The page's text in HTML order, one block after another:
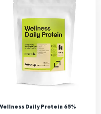
Daily Protein 65%